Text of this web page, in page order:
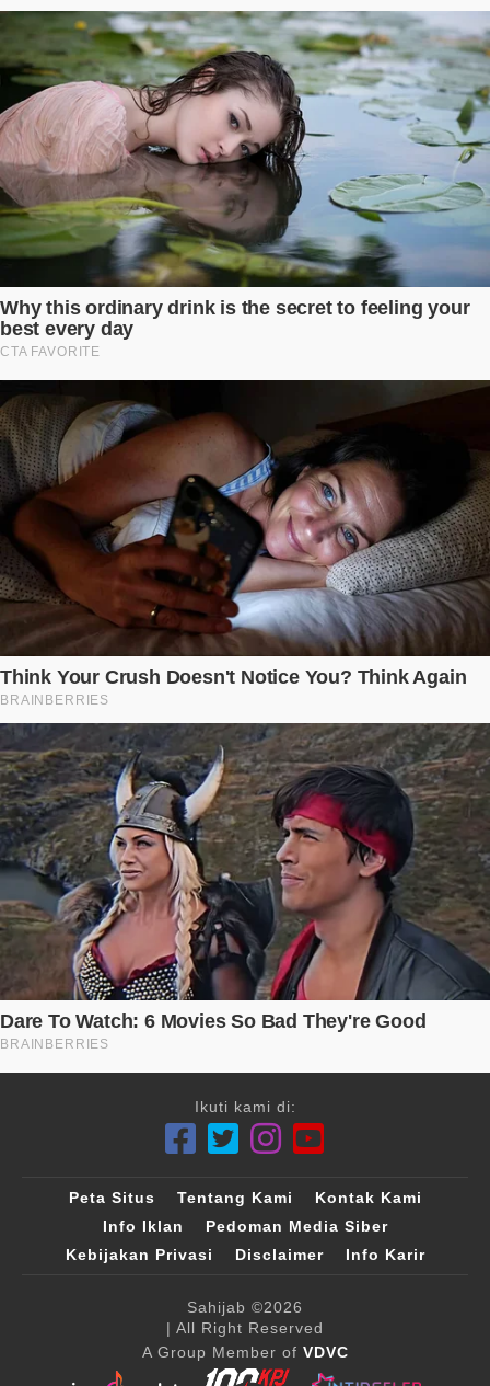
Ikuti kami di:
Peta Situs Tentang Kami
Kontak Kami
Info Iklan
Pedoman Media Siber
Kebijakan Privasi
Disclaimer Info Karir
Sahijab ©2026
| All Right Reserved
A Group Member of VDVC